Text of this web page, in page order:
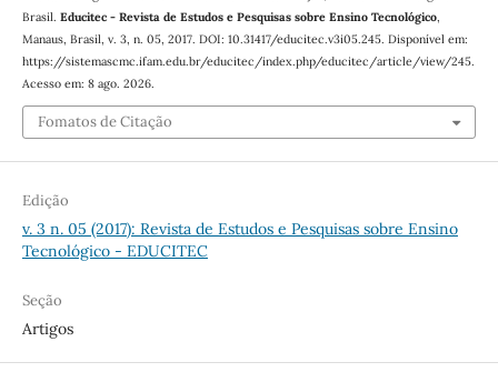
Brasil. Educitec - Revista de Estudos e Pesquisas sobre Ensino Tecnológico,
Manaus, Brasil, v. 3, n. 05, 2017. DOI: 10.31417/educitec.v3i05.245. Disponível em:
https://sistemascmc.ifam.edu.br/educitec/index.php/educitec/article/view/245.
Acesso em: 8 ago. 2026.
Fomatos de Citação
Edição
v. 3 n. 05 (2017): Revista de Estudos e Pesquisas sobre Ensino
Tecnológico - EDUCITEC
Seção
Artigos